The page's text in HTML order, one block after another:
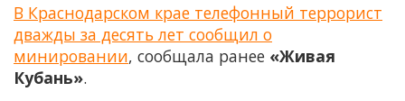
В Краснодарском крае телефонный террорист
дважды за десять лет сообщил о
минировании, сообщала ранее «Живая
Кубань».